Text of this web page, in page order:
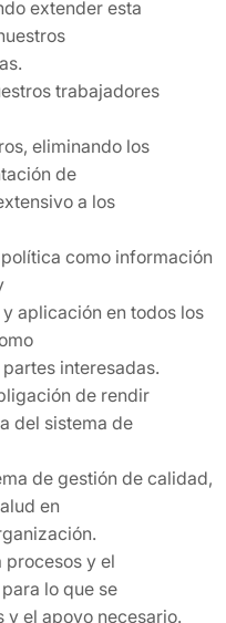
extender esta
trabajadores
eliminando los
de
a los
como información
aplicación en todos los
interesadas.
de rendir
del sistema de
de gestión de calidad,
en
procesos y el
lo que se
y el apoyo necesario.